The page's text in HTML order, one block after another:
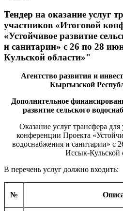
Тендер на оказание услуг
участников «Итоговой
«Устойчивое развитие
и санитарии» с 26 по 28
Кульской области»"
Агентство развития и
Кыргызской
Дополнительное
развитие сельского
Оказание услуг трансфера
конференции Проекта
водоснабжения и санитарии» с
Иссык-Кульской
В перечень услуг должно входить:
№